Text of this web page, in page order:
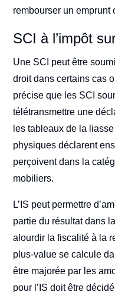
rembourser un emprunt
SCI à l’impôt
Une SCI peut être
droit dans certains cas
précise que les SCI
télétransmettre une
les tableaux de la
physiques déclarent
perçoivent dans la
mobiliers.
L’IS peut permettre
partie du résultat dans
alourdir la fiscalité à la
plus-value se calcule
être majorée par les
pour l’IS doit être